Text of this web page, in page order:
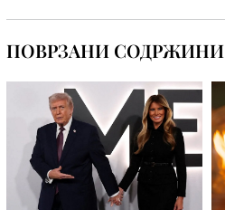
ПОВРЗАНИ СОДРЖИНИ